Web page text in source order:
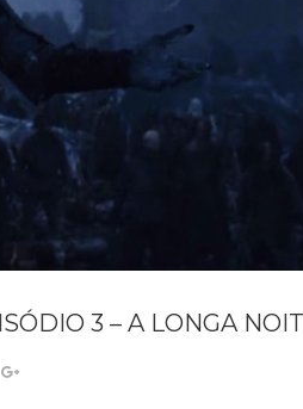
3 – A LONGA